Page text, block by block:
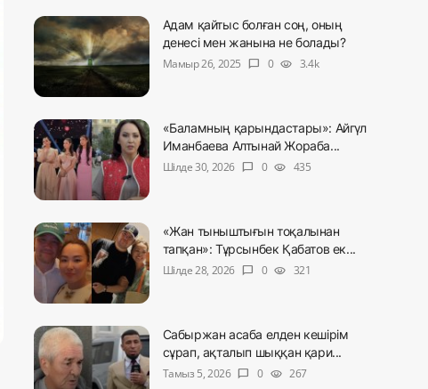
Адам қайтыс болған соң, оның
денесі мен жанына не болады?
Мамыр 26, 2025
chat_bubble 0 visibility 3.4k
«Баламның қарындастары»: Айгүл
Иманбаева Алтынай Жораба...
Шілде 30, 2026
chat_bubble 0 visibility 435
«Жан тыныштығын тоқалынан
тапқан»: Тұрсынбек Қабатов ек...
Шілде 28, 2026
chat_bubble 0 visibility 321
Сабыржан асаба елден кешірім
сұрап, ақталып шыққан қари...
Тамыз 5, 2026 chat_bubble 0 visibility 267